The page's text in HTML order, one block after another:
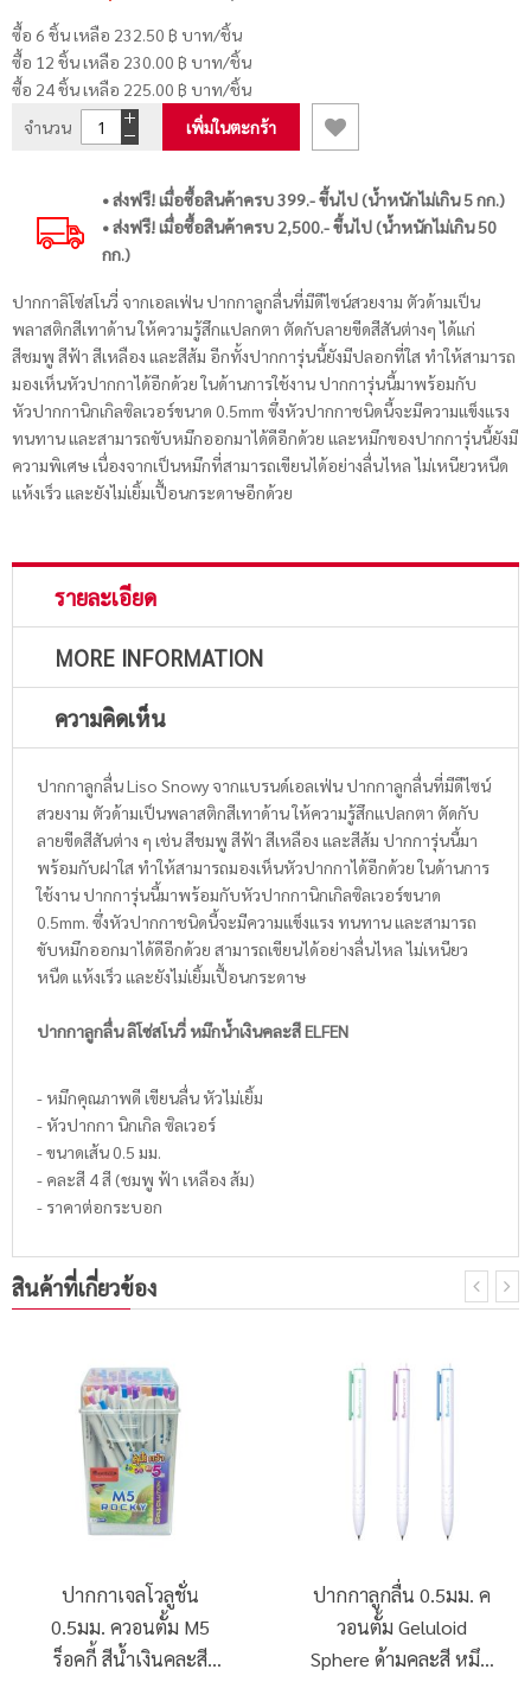
ซื้อ 6 ชิ้น เหลือ 232.50 ฿ บาท/ชิ้น
ซื้อ 12 ชิ้น เหลือ 230.00 ฿ บาท/ชิ้น
ซื้อ 24 ชิ้น เหลือ 225.00 ฿ บาท/ชิ้น
จำนวน
เพิ่มในตะกร้า
• ส่งฟรี! เมื่อซื้อสินค้าครบ 399.- ขึ้นไป (น้ำหนักไม่เกิน 5 กก.)
• ส่งฟรี! เมื่อซื้อสินค้าครบ 2,500.- ขึ้นไป (น้ำหนักไม่เกิน 50
กก.)
ปากกาลิโซ่สโนวี่ จากเอลเฟ่น ปากกาลูกลื่นที่มีดีไซน์สวยงาม ตัวด้ามเป็น
พลาสติกสีเทาด้าน ให้ความรู้สึกแปลกตา ตัดกับลายขีดสีสันต่างๆ ได้แก่
สีชมพู สีฟ้า สีเหลือง และสีส้ม อีกทั้งปากการุ่นนี้ยังมีปลอกที่ใส ทำให้สามารถ
มองเห็นหัวปากกาได้อีกด้วย ในด้านการใช้งาน ปากการุ่นนี้มาพร้อมกับ
หัวปากกานิกเกิลซิลเวอร์ขนาด 0.5mm ซึ่งหัวปากกาชนิดนี้จะมีความแข็งแรง
ทนทาน และสามารถขับหมึกออกมาได้ดีอีกด้วย และหมึกของปากการุ่นนี้ยังมี
ความพิเศษ เนื่องจากเป็นหมึกที่สามารถเขียนได้อย่างลื่นไหล ไม่เหนียวหนืด
แห้งเร็ว และยังไม่เยิ้มเปื้อนกระดาษอีกด้วย
รายละเอียด
MORE INFORMATION
ความคิดเห็น
ปากกาลูกลื่น Liso Snowy จากแบรนด์เอลเฟ่น ปากกาลูกลื่นที่มีดีไซน์
สวยงาม ตัวด้ามเป็นพลาสติกสีเทาด้าน ให้ความรู้สึกแปลกตา ตัดกับ
ลายขีดสีสันต่าง ๆ เช่น สีชมพู สีฟ้า สีเหลือง และสีส้ม ปากการุ่นนี้มา
พร้อมกับฝาใส ทำให้สามารถมองเห็นหัวปากกาได้อีกด้วย ในด้านการ
ใช้งาน ปากการุ่นนี้มาพร้อมกับหัวปากกานิกเกิลซิลเวอร์ขนาด
0.5mm. ซึ่งหัวปากกาชนิดนี้จะมีความแข็งแรง ทนทาน และสามารถ
ขับหมึกออกมาได้ดีอีกด้วย สามารถเขียนได้อย่างลื่นไหล ไม่เหนียว
หนืด แห้งเร็ว และยังไม่เยิ้มเปื้อนกระดาษ
ปากกาลูกลื่น ลิโซ่สโนวี่ หมึกน้ำเงินคละสี ELFEN
- หมึกคุณภาพดี เขียนลื่น หัวไม่เยิ้ม
- หัวปากกา นิกเกิล ซิลเวอร์
- ขนาดเส้น 0.5 มม.
- คละสี 4 สี (ชมพู ฟ้า เหลือง ส้ม)
- ราคาต่อกระบอก
สินค้าที่เกี่ยวข้อง
ปากกาเจลโวลูชั่น
0.5มม. ควอนตั้ม M5
ร็อคกี้ สีน้ำเงินคละสี
ปากกาลูกลื่น 0.5มม. ค
วอนตั้ม Geluloid
Sphere ด้ามคละสี หมึก